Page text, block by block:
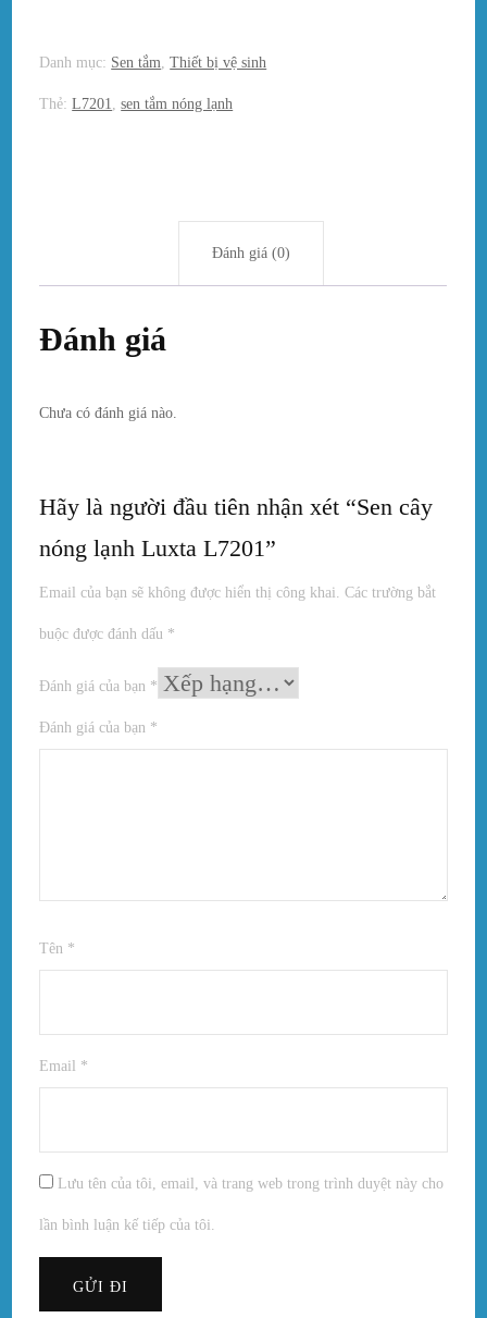
Danh mục: Sen tắm ,Thiết bị vệ sinh
Thẻ:L7201 ,sen tắm nóng lạnh
Đánh giá (0)
Đánh giá
Chưa có đánh giá nào.
Hãy là người đầu tiên nhận xét “Sen cây
nóng lạnh Luxta L7201”
Email của bạn sẽ không được hiển thị công khai. Các trường bắt
buộc được đánh dấu *
Đánh giá của bạn *
Đánh giá của bạn *
Tên *
Email *
Lưu tên của tôi, email, và trang web trong trình duyệt này cho
lần bình luận kế tiếp của tôi.